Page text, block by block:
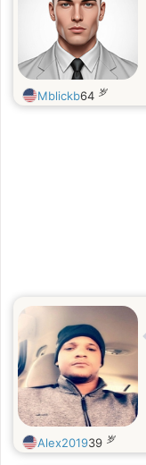
Mblickb64 岁
Alex201939 岁